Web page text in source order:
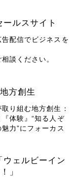
ールスサイト
配信でビジネスを
談ください。
方創生
り組む地方創生：
『体験』“知る人ぞ
力”にフォーカス
ウェルビーイン
」